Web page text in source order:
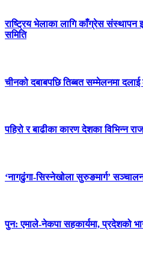
राष्ट्रिय भेलाका लागि काँग्रेस
समिति
चीनको दबाबपछि तिब्बत सम्मेलनमा
पहिरो र बाढीका कारण देशका विभिन्न
‘नागढुंगा-सिस्नेखोला सुरुङमार्ग’
पुन: एमाले-नेकपा सहकार्यमा, प्रदेशको